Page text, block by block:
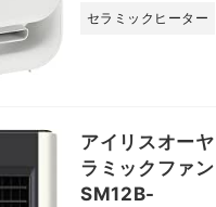
セラミックヒーター
アイリスオー
ラミックファ
SM12B-